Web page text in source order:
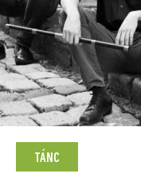
TÁNC